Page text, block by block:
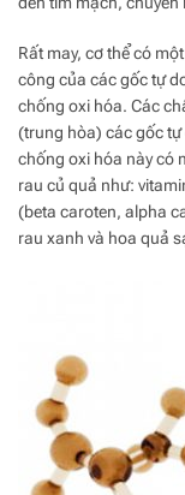
Rất may, cơ thể có
công của các gốc tự
chống oxi hóa. Các
(trung hòa) các gốc
chống oxi hóa này có
rau củ quả như:
(beta caroten, alpha
rau xanh và hoa quả